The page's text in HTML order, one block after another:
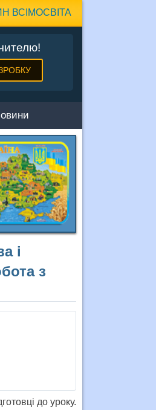
ВСІМОСВІТА
і
з
до уроку.